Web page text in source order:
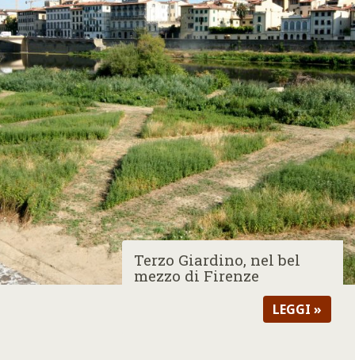
Terzo Giardino, nel bel
mezzo di Firenze
LEGGI »